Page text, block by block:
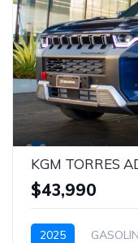
KGM TORRES
$43,990
2025